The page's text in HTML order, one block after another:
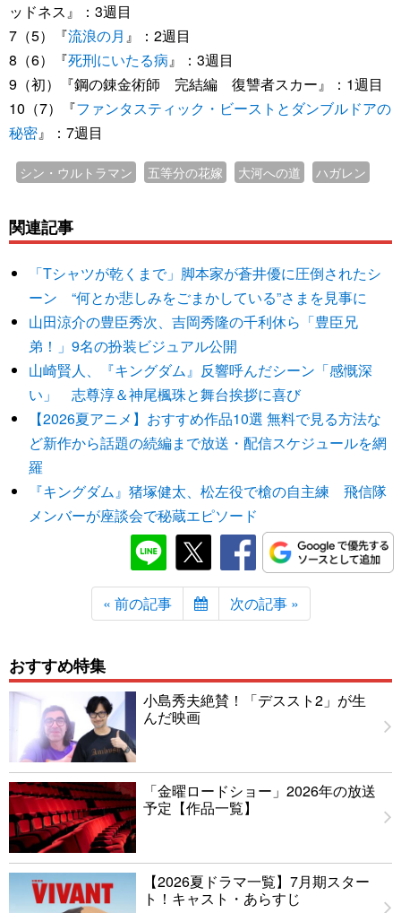
ッドネス』：3週目
7（5）『流浪の月 』：2週目
8（6）『死刑にいたる病』：3週目
9（初）『鋼の錬金術師 完結編 復讐者スカー』：1週目
10（7）『ファンタスティック・ビーストとダンブルドアの
秘密』：7週目
シン・ウルトラマン 五等分の花嫁 大河への道 ハガレン
関連記事
「Tシャツが乾くまで」脚本家が蒼井優に圧倒されたシ
ーン “何とか悲しみをごまかしている”さまを見事に
山田涼介の豊臣秀次、吉岡秀隆の千利休ら「豊臣兄
弟！」9名の扮装ビジュアル公開
山崎賢人、『キングダム』反響呼んだシーン「感慨深
い」 志尊淳＆神尾楓珠と舞台挨拶に喜び
【2026夏アニメ】おすすめ作品10選 無料で見る方法な
ど新作から話題の続編まで放送・配信スケジュールを網
羅
『キングダム』猪塚健太、松左役で槍の自主練 飛信隊
メンバーが座談会で秘蔵エピソード
« 前の記事 次の記事 »
おすすめ特集
小島秀夫絶賛！「デススト2」が生
んだ映画
「金曜ロードショー」2026年の放送
予定【作品一覧】
【2026夏ドラマ一覧】7月期スター
ト！キャスト・あらすじ